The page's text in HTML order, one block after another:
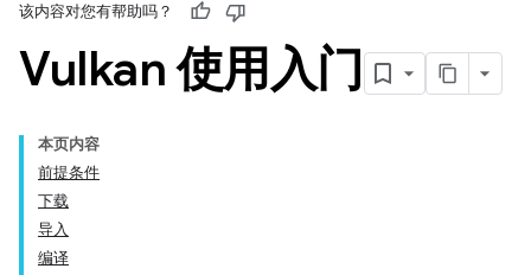
该内容对您有帮助吗？
Vulkan 使用入门
本页内容
前提条件
下载
导入
编译